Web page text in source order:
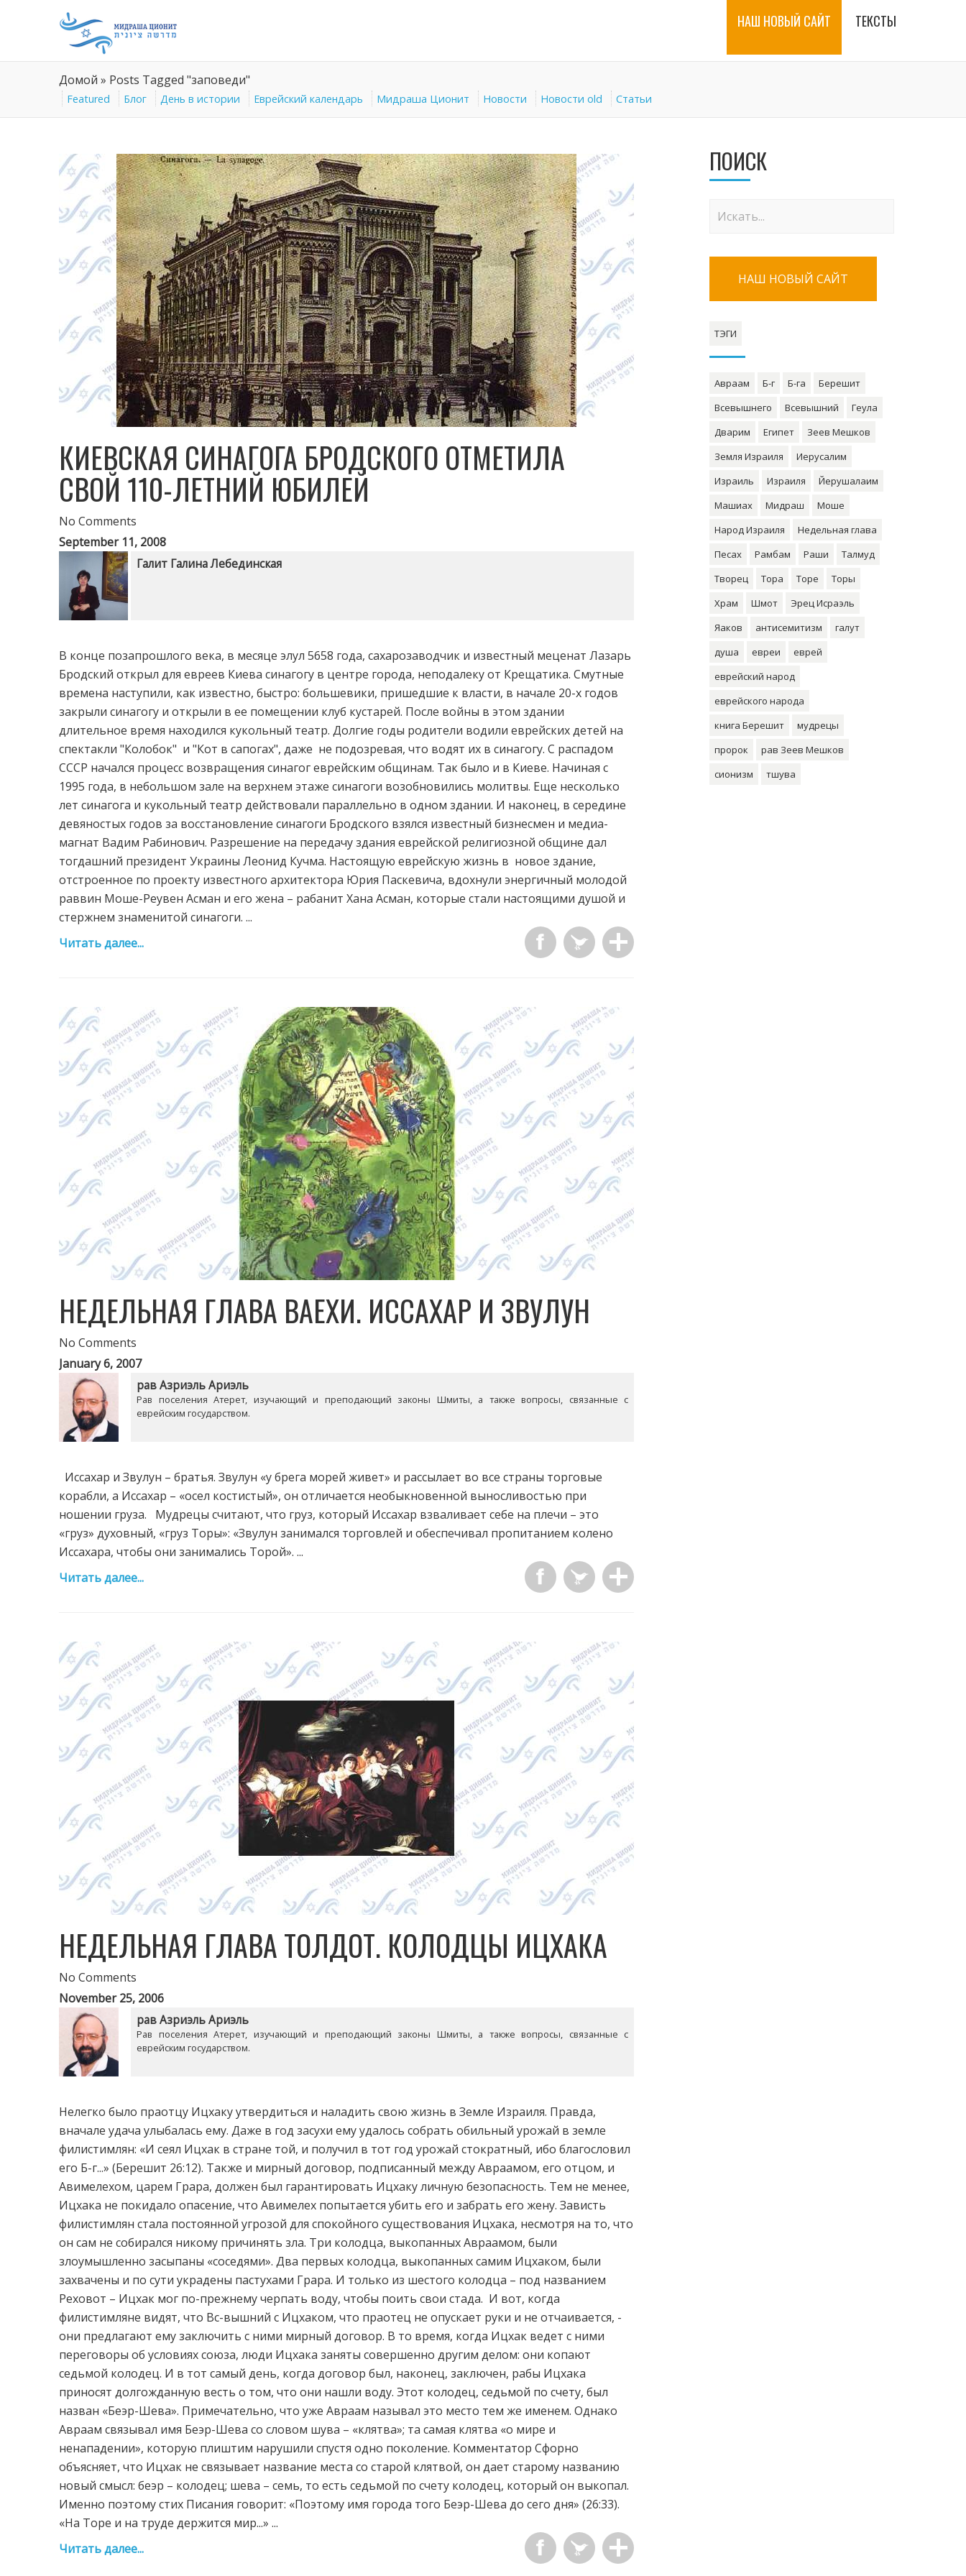
НАШ НОВЫЙ САЙТ ТЕКСТЫ
Домой » Posts Tagged "заповеди"
Featured Блог День в истории Еврейский календарь Мидраша Ционит Новости Новости old Статьи
КИЕВСКАЯ СИНАГОГА БРОДСКОГО ОТМЕТИЛА
СВОЙ 110-ЛЕТНИЙ ЮБИЛЕЙ
No Comments
September 11, 2008
Галит Галина Лебединская
В конце позапрошлого века, в месяце элул 5658 года, сахарозаводчик и известный меценат Лазарь
Бродский открыл для евреев Киева синагогу в центре города, неподалеку от Крещатика. Смутные
времена наступили, как известно, быстро: большевики, пришедшие к власти, в начале 20-х годов
закрыли синагогу и открыли в ее помещении клуб кустарей. После войны в этом здании
длительное время находился кукольный театр. Долгие годы родители водили еврейских детей на
спектакли "Колобок" и "Кот в сапогах", даже не подозревая, что водят их в синагогу. С распадом
СССР начался процесс возвращения синагог еврейским общинам. Так было и в Киеве. Начиная с
1995 года, в небольшом зале на верхнем этаже синагоги возобновились молитвы. Еще несколько
лет синагога и кукольный театр действовали параллельно в одном здании. И наконец, в середине
девяностых годов за восстановление синагоги Бродского взялся известный бизнесмен и медиа-
магнат Вадим Рабинович. Разрешение на передачу здания еврейской религиозной общине дал
тогдашний президент Украины Леонид Кучма. Настоящую еврейскую жизнь в новое здание,
отстроенное по проекту известного архитектора Юрия Паскевича, вдохнули энергичный молодой
раввин Моше-Реувен Асман и его жена – рабанит Хана Асман, которые стали настоящими душой и
стержнем знаменитой синагоги. ...
Читать далее...
НЕДЕЛЬНАЯ ГЛАВА ВАЕХИ. ИССАХАР И ЗВУЛУН
No Comments
January 6, 2007
рав Азриэль Ариэль
Рав поселения Атерет, изучающий и преподающий законы Шмиты, а также вопросы, связанные с
еврейским государством.
Иссахар и Звулун – братья. Звулун «у брега морей живет» и рассылает во все страны торговые
корабли, а Иссахар – «осел костистый», он отличается необыкновенной выносливостью при
ношении груза. Мудрецы считают, что груз, который Иссахар взваливает себе на плечи – это
«груз» духовный, «груз Торы»: «Звулун занимался торговлей и обеспечивал пропитанием колено
Иссахара, чтобы они занимались Торой». ...
Читать далее...
НЕДЕЛЬНАЯ ГЛАВА ТОЛДОТ. КОЛОДЦЫ ИЦХАКА
No Comments
November 25, 2006
рав Азриэль Ариэль
Рав поселения Атерет, изучающий и преподающий законы Шмиты, а также вопросы, связанные с
еврейским государством.
Нелегко было праотцу Ицхаку утвердиться и наладить свою жизнь в Земле Израиля. Правда,
вначале удача улыбалась ему. Даже в год засухи ему удалось собрать обильный урожай в земле
филистимлян: «И сеял Ицхак в стране той, и получил в тот год урожай стократный, ибо благословил
его Б-г...» (Берешит 26:12). Также и мирный договор, подписанный между Авраамом, его отцом, и
Авимелехом, царем Грара, должен был гарантировать Ицхаку личную безопасность. Тем не менее,
Ицхака не покидало опасение, что Авимелех попытается убить его и забрать его жену. Зависть
филистимлян стала постоянной угрозой для спокойного существования Ицхака, несмотря на то, что
он сам не собирался никому причинять зла. Три колодца, выкопанных Авраамом, были
злоумышленно засыпаны «соседями». Два первых колодца, выкопанных самим Ицхаком, были
захвачены и по сути украдены пастухами Грара. И только из шестого колодца – под названием
Реховот – Ицхак мог по-прежнему черпать воду, чтобы поить свои стада. И вот, когда
филистимляне видят, что Вс-вышний с Ицхаком, что праотец не опускает руки и не отчаивается, -
они предлагают ему заключить с ними мирный договор. В то время, когда Ицхак ведет с ними
переговоры об условиях союза, люди Ицхака заняты совершенно другим делом: они копают
седьмой колодец. И в тот самый день, когда договор был, наконец, заключен, рабы Ицхака
приносят долгожданную весть о том, что они нашли воду. Этот колодец, седьмой по счету, был
назван «Беэр-Шева». Примечательно, что уже Авраам называл это место тем же именем. Однако
Авраам связывал имя Беэр-Шева со словом шува – «клятва»; та самая клятва «о мире и
ненападении», которую плиштим нарушили спустя одно поколение. Комментатор Сфорно
объясняет, что Ицхак не связывает название места со старой клятвой, он дает старому названию
новый смысл: беэр – колодец; шева – семь, то есть седьмой по счету колодец, который он выкопал.
Именно поэтому стих Писания говорит: «Поэтому имя города того Беэр-Шева до сего дня» (26:33).
«На Торе и на труде держится мир...» ...
Читать далее...
ПОИСК
НАШ НОВЫЙ САЙТ
ТЭГИ
Авраам Б-г Б-га
Берешит
Всевышнего
Всевышний
Геула
Дварим
Египет
Зеев Мешков
Земля Израиля
Иерусалим
Израиль
Израиля
Йерушалаим
Машиах
Мидраш
Моше
Народ Израиля
Недельная глава
Песах
Рамбам Раши
Талмуд
Творец
Тора Торе
Торы
Храм
Шмот
Эрец Исраэль
Яаков
антисемитизм
галут
душа
евреи
еврей
еврейский народ
еврейского народа
книга Берешит
мудрецы
пророк
рав Зеев Мешков
сионизм
тшува